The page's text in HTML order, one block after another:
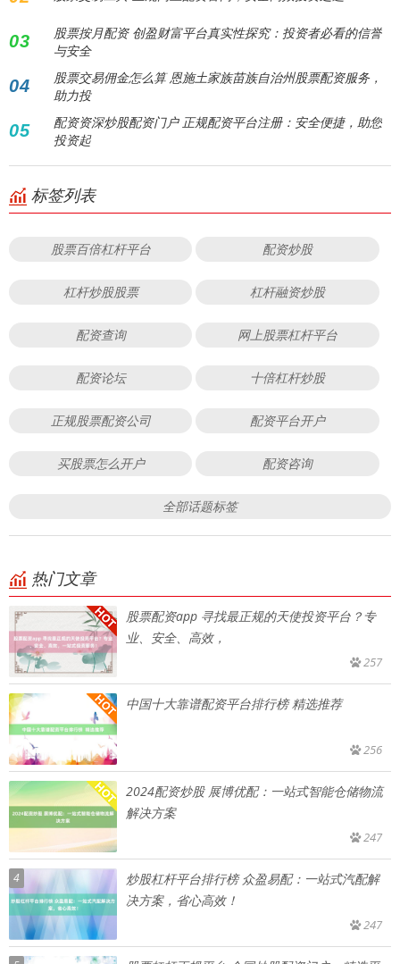
03
股票按月配资 创盈财富平台真实性探究：投资者必看的信誉
与安全
04
股票交易佣金怎么算 恩施土家族苗族自治州股票配资服务，
助力投
05
配资资深炒股配资门户 正规配资平台注册：安全便捷，助您
投资起
标签列表
股票百倍杠杆平台 配资炒股
杠杆炒股股票 杠杆融资炒股
配资查询 网上股票杠杆平台
配资论坛 十倍杠杆炒股
正规股票配资公司 配资平台开户
买股票怎么开户 配资咨询
全部话题标签
热门文章
股票配资app 寻找最正规的天使投资平台？专
业、安全、高效，
257
中国十大靠谱配资平台排行榜 精选推荐
256
2024配资炒股 展博优配：一站式智能仓储物流
解决方案
247
4
炒股杠杆平台排行榜 众盈易配：一站式汽配解
决方案，省心高效！
247